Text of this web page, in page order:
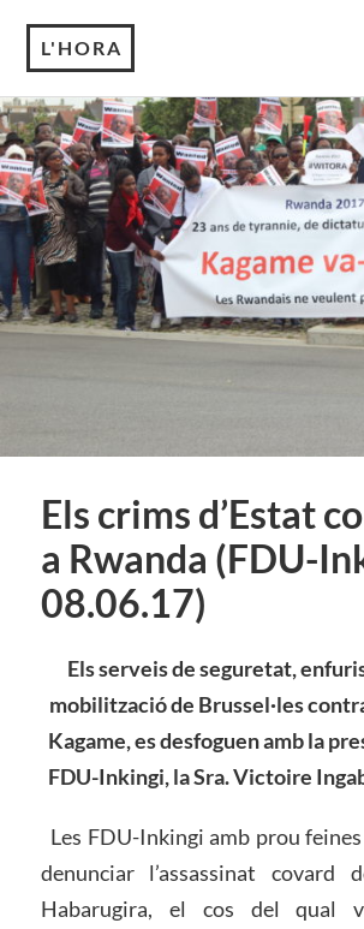
L'HORA
Els crims d’Estat
a Rwanda (FDU-
08.06.17)
Els serveis de seguretat,
mobilització de Brussel·les
Kagame, es desfoguen amb la
FDU-Inkingi, la Sra. Victoire
Les FDU-Inkingi amb prou
denunciar l’assassinat covard
Habarugira, el cos del qual